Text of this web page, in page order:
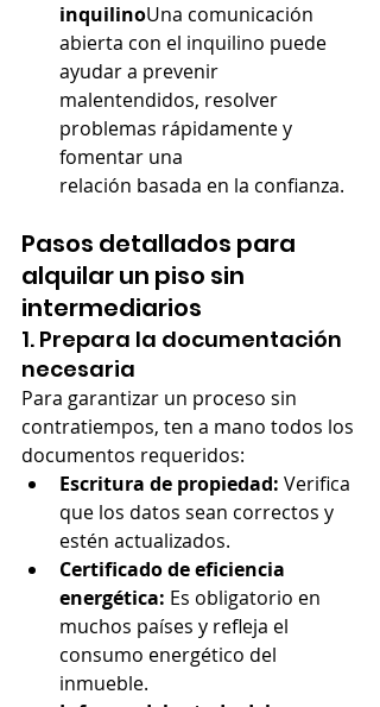
inquilinoUna comunicación
abierta con el inquilino puede
ayudar a prevenir
malentendidos, resolver
problemas rápidamente y
fomentar una
relación basada en la confianza.
Pasos detallados para
alquilar un piso sin
intermediarios
1. Prepara la documentación
necesaria
Para garantizar un proceso sin
contratiempos, ten a mano todos los
documentos requeridos:
Escritura de propiedad: Verifica
que los datos sean correctos y
estén actualizados.
Certificado de eficiencia
energética: Es obligatorio en
muchos países y refleja el
consumo energético del
inmueble.